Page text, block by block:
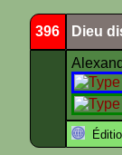
396 Dieu